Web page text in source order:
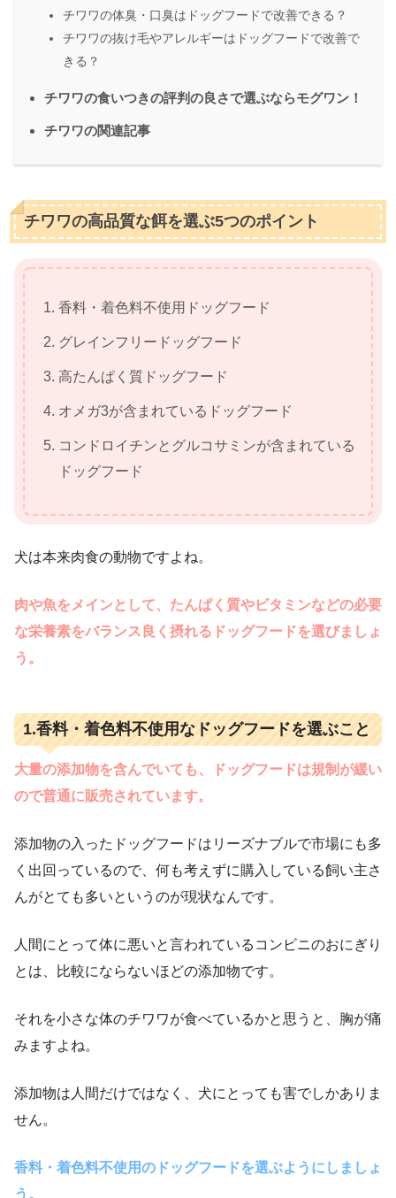
チワワの体臭・口臭はドッグフードで改善できる？
チワワの抜け毛やアレルギーはドッグフードで改善で
きる？
チワワの食いつきの評判の良さで選ぶならモグワン！
チワワの関連記事
チワワの高品質な餌を選ぶ5つのポイント
香料・着色料不使用ドッグフード
グレインフリードッグフード
高たんぱく質ドッグフード
オメガ3が含まれているドッグフード
コンドロイチンとグルコサミンが含まれている
ドッグフード
犬は本来肉食の動物ですよね。
肉や魚をメインとして、たんぱく質やビタミンなどの必要
な栄養素をバランス良く摂れるドッグフードを選びましょ
う。
1.香料・着色料不使用なドッグフードを選ぶこと
大量の添加物を含んでいても、ドッグフードは規制が緩い
ので普通に販売されています。
添加物の入ったドッグフードはリーズナブルで市場にも多
く出回っているので、何も考えずに購入している飼い主さ
んがとても多いというのが現状なんです。
人間にとって体に悪いと言われているコンビニのおにぎり
とは、比較にならないほどの添加物です。
それを小さな体のチワワが食べているかと思うと、胸が痛
みますよね。
添加物は人間だけではなく、犬にとっても害でしかありま
せん。
香料・着色料不使用のドッグフードを選ぶようにしましょ
う。